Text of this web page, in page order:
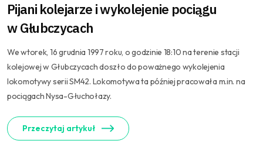
Pijani kolejarze i wykolejenie pociągu
w Głubczycach
We wtorek, 16 grudnia 1997 roku, o godzinie 18:10 na terenie stacji
kolejowej w Głubczycach doszło do poważnego wykolejenia
lokomotywy serii SM42. Lokomotywa ta później pracowała m.in. na
pociągach Nysa-Głuchołazy.
Przeczytaj artykuł